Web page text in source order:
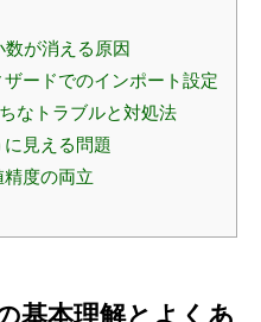
が消える原因
ードでのインポート設定
なトラブルと対処法
見える問題
度の両立
基本理解とよくあ